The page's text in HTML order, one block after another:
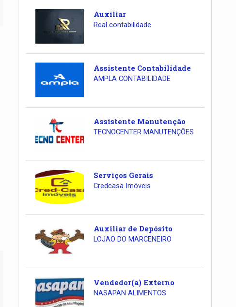
Auxiliar
Real contabilidade
Assistente Contabilidade
AMPLA CONTABILIDADE
Assistente Manutenção
TECNOCENTER MANUTENÇÕES
Serviços Gerais
Credcasa Imóveis
Auxiliar de Depósito
LOJAO DO MARCENEIRO
Vendedor(a) Externo
NASAPAN ALIMENTOS